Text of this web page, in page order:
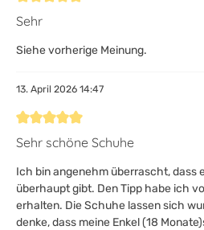
Bewertung mit 5 von 5 Sternen
Sehr
Siehe vorherige Meinung.
13. April 2026 14:47
Bewertung mit 5 von 5 Sternen
Sehr schöne Schuhe
Ich bin angenehm überrascht, dass
überhaupt gibt. Den Tipp habe ich
erhalten. Die Schuhe lassen sich
denke, dass meine Enkel (18